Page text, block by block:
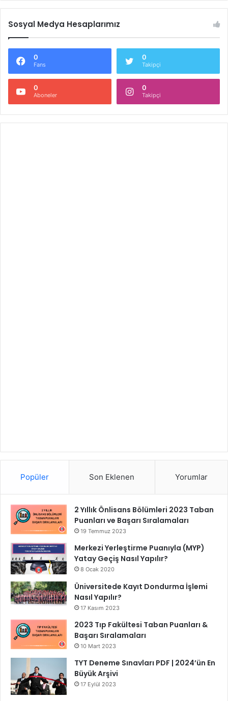
Sosyal Medya Hesaplarımız
0
Fans
0
Takipçi
0
Aboneler
0
Takipçi
Popüler Son Eklenen Yorumlar
2 Yıllık Önlisans Bölümleri 2023 Taban
Puanları ve Başarı Sıralamaları
19 Temmuz 2023
Merkezi Yerleştirme Puanıyla (MYP)
Yatay Geçiş Nasıl Yapılır?
8 Ocak 2020
Üniversitede Kayıt Dondurma İşlemi
Nasıl Yapılır?
17 Kasım 2023
2023 Tıp Fakültesi Taban Puanları &
Başarı Sıralamaları
10 Mart 2023
TYT Deneme Sınavları PDF | 2024’ün En
Büyük Arşivi
17 Eylül 2023